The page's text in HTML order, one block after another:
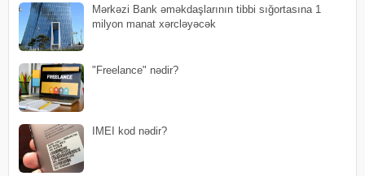
Mərkəzi Bank əməkdaşlarının tibbi sığortasına 1
milyon manat xərcləyəcək
"Freelance" nədir?
IMEI kod nədir?